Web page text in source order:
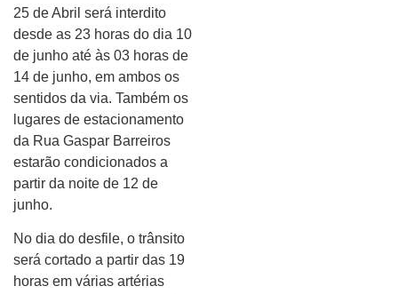
25 de Abril será interdito
desde as 23 horas do dia 10
de junho até às 03 horas de
14 de junho, em ambos os
sentidos da via. Também os
lugares de estacionamento
da Rua Gaspar Barreiros
estarão condicionados a
partir da noite de 12 de
junho.
No dia do desfile, o trânsito
será cortado a partir das 19
horas em várias artérias